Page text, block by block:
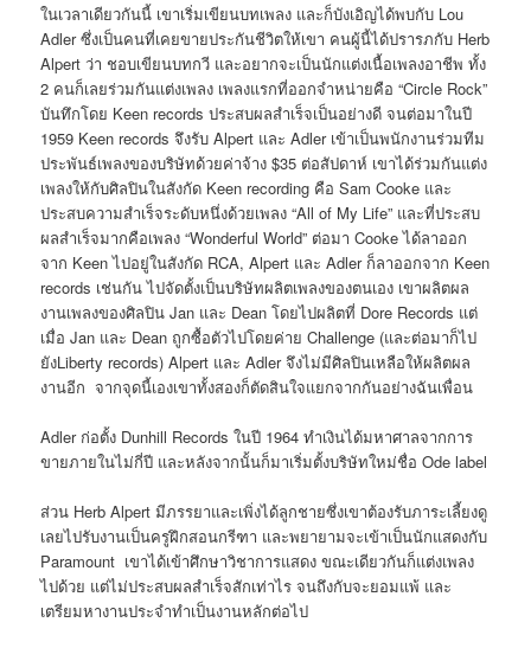
ในเวลาเดียวกันนี้ เขาเริ่มเขียนบทเพลง และก็บังเอิญได้พบกับ Lou
Adler ซึ่งเป็นคนที่เคยขายประกันชีวิตให้เขา คนผู้นี้ได้ปรารภกับ Herb
Alpert ว่า ชอบเขียนบทกวี และอยากจะเป็นนักแต่งเนื้อเพลงอาชีพ ทั้ง
2 คนก็เลยร่วมกันแต่งเพลง เพลงแรกที่ออกจำหน่ายคือ “Circle Rock”
บันทึกโดย Keen records ประสบผลสำเร็จเป็นอย่างดี จนต่อมาในปี
1959 Keen records จึงรับ Alpert และ Adler เข้าเป็นพนักงานร่วมทีม
ประพันธ์เพลงของบริษัทด้วยค่าจ้าง $35 ต่อสัปดาห์ เขาได้ร่วมกันแต่ง
เพลงให้กับศิลปินในสังกัด Keen recording คือ Sam Cooke และ
ประสบความสำเร็จระดับหนึ่งด้วยเพลง “All of My Life” และที่ประสบ
ผลสำเร็จมากคือเพลง “Wonderful World” ต่อมา Cooke ได้ลาออก
จาก Keen ไปอยู่ในสังกัด RCA, Alpert และ Adler ก็ลาออกจาก Keen
records เช่นกัน ไปจัดตั้งเป็นบริษัทผลิตเพลงของตนเอง เขาผลิตผล
งานเพลงของศิลปิน Jan และ Dean โดยไปผลิตที่ Dore Records แต่
เมื่อ Jan และ Dean ถูกซื้อตัวไปโดยค่าย Challenge (และต่อมาก็ไป
ยังLiberty records) Alpert และ Adler จึงไม่มีศิลปินเหลือให้ผลิตผล
งานอีก จากจุดนี้เองเขาทั้งสองก็ตัดสินใจแยกจากกันอย่างฉันเพื่อน
Adler ก่อตั้ง Dunhill Records ในปี 1964 ทำเงินได้มหาศาลจากการ
ขายภายในไม่กี่ปี และหลังจากนั้นก็มาเริ่มตั้งบริษัทใหม่ชื่อ Ode label
ส่วน Herb Alpert มีภรรยาและเพิ่งได้ลูกชายซึ่งเขาต้องรับภาระเลี้ยงดู
เลยไปรับงานเป็นครูฝึกสอนกรีฑา และพยายามจะเข้าเป็นนักแสดงกับ
Paramount เขาได้เข้าศึกษาวิชาการแสดง ขณะเดียวกันก็แต่งเพลง
ไปด้วย แต่ไม่ประสบผลสำเร็จสักเท่าไร จนถึงกับจะยอมแพ้ และ
เตรียมหางานประจำทำเป็นงานหลักต่อไป